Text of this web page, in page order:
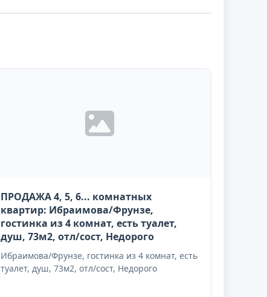
ПРОДАЖА 4, 5, 6... комнатных
квартир: Ибраимова/Фрунзе,
гостинка из 4 комнат, есть туалет,
душ, 73м2, отл/сост, Недорого
Ибраимова/Фрунзе, гостинка из 4 комнат, есть
туалет, душ, 73м2, отл/сост, Недорого